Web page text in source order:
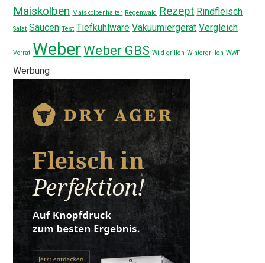
Maiskolben Maiskolbenhalter Regenwald Rezept Rindfleisch
Salat Saucen Test Tiefkühlware Vakuumiergerät Vergleich
Vorrat WeberWeber GBS Wild grillen Wintergrillen WWF
Werbung